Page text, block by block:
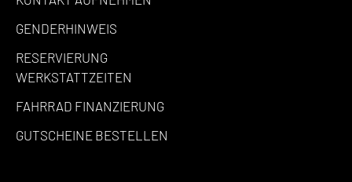
GENDERHINWEIS
RESERVIERUNG
WERKSTATTZEITEN
FAHRRAD FINANZIERUNG
GUTSCHEINE BESTELLEN